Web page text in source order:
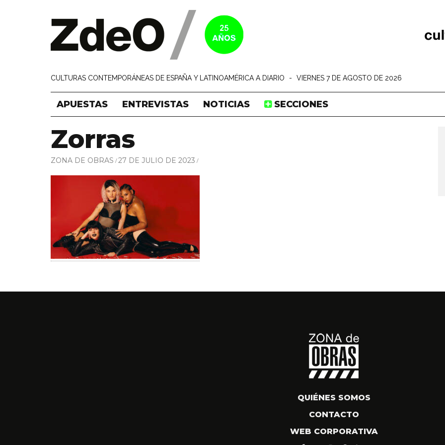
CULTURAS CONTEMPORÁNEAS DE ESPAÑA Y LATINOAMÉRICA A DIARIO - VIERNES 7 DE AGOSTO DE 2026
APUESTAS ENTREVISTAS NOTICIAS SECCIONES
Zorras
ZONA DE OBRAS 27 DE JULIO DE 2023
QUIÉNES SOMOS
CONTACTO
WEB CORPORATIVA